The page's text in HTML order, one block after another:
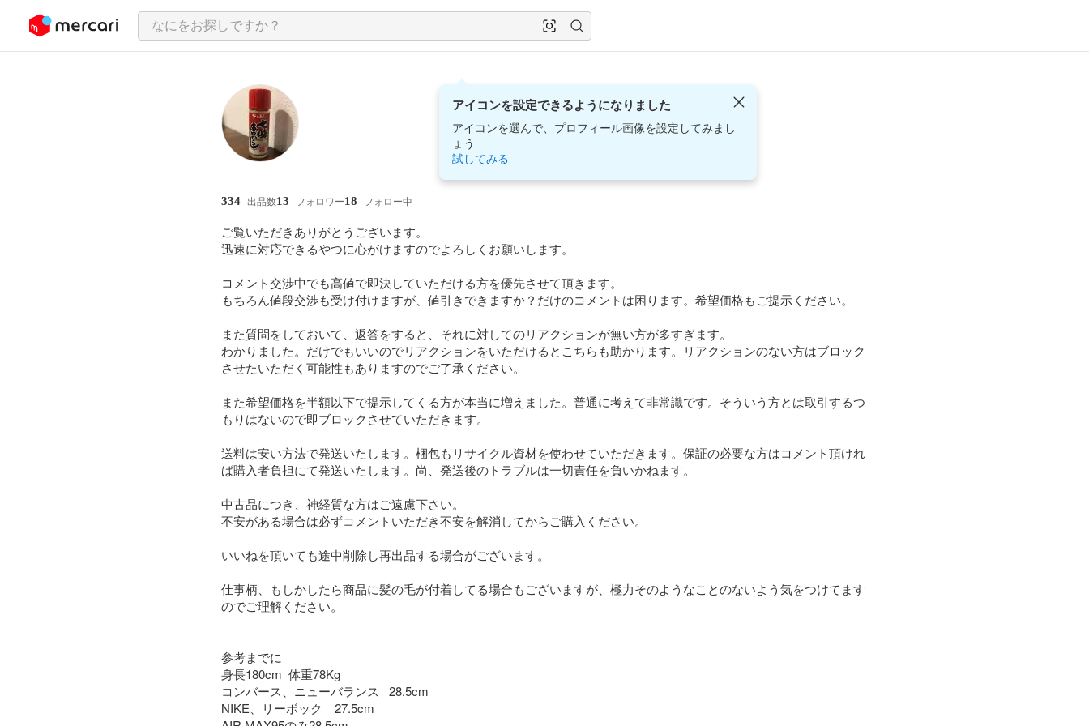
ツにスキップ
アイコンを設定できるようになりました
アイコンを選んで、プロフィール画像を設定してみまし
ょう
試してみる
334 出品数13 フォロワー18 フォロー中
ご覧いただきありがとうございます。
迅速に対応できるやつに心がけますのでよろしくお願いします。
コメント交渉中でも高値で即決していただける方を優先させて頂きます。
もちろん値段交渉も受け付けますが、値引きできますか？だけのコメントは困ります。希望価格もご提示ください。
また質問をしておいて、返答をすると、それに対してのリアクションが無い方が多すぎます。
わかりました。だけでもいいのでリアクションをいただけるとこちらも助かります。リアクションのない方はブロック
させたいただく可能性もありますのでご了承ください。
また希望価格を半額以下で提示してくる方が本当に増えました。普通に考えて非常識です。そういう方とは取引するつ
もりはないので即ブロックさせていただきます。
送料は安い方法で発送いたします。梱包もリサイクル資材を使わせていただきます。保証の必要な方はコメント頂けれ
ば購入者負担にて発送いたします。尚、発送後のトラブルは一切責任を負いかねます。
中古品につき、神経質な方はご遠慮下さい。
不安がある場合は必ずコメントいただき不安を解消してからご購入ください。
いいねを頂いても途中削除し再出品する場合がございます。
仕事柄、もしかしたら商品に髪の毛が付着してる場合もございますが、極力そのようなことのないよう気をつけてます
のでご理解ください。
参考までに
身長180cm  体重78Kg
コンバース、ニューバランス   28.5cm
NIKE、リーボック　27.5cm